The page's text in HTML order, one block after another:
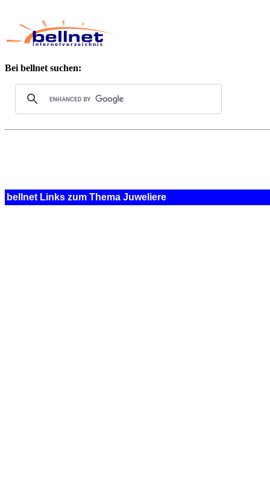
Bei bellnet suchen:
bellnet Links zum Thema Juweliere